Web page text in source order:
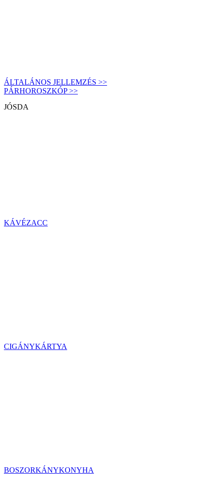
ÁLTALÁNOS JELLEMZÉS >>
PÁRHOROSZKÓP >>
JÓSDA
KÁVÉZACC
CIGÁNYKÁRTYA
BOSZORKÁNYKONYHA